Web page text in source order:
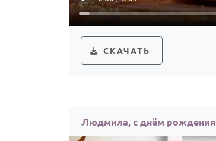
СКАЧАТЬ
Людмила, с днём